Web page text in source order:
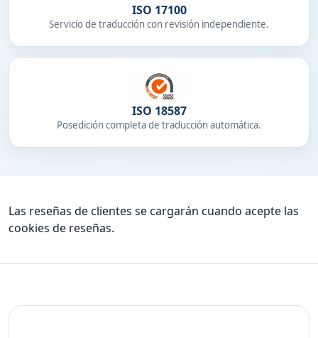
ISO 17100
Servicio de traducción con revisión independiente.
ISO 18587
Posedición completa de traducción automática.
Las reseñas de clientes se cargarán cuando acepte las
cookies de reseñas.